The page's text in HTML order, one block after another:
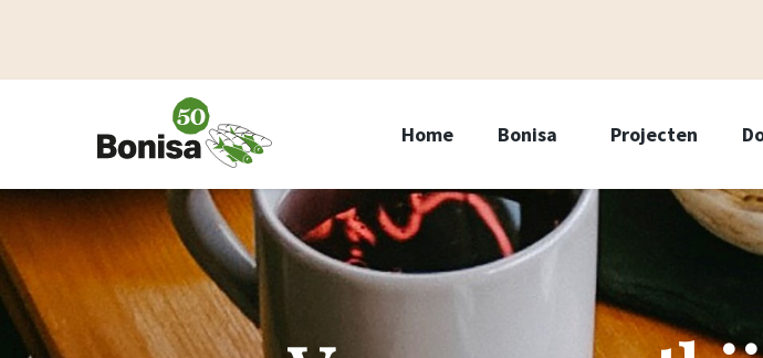
Home Bonisa Projecten